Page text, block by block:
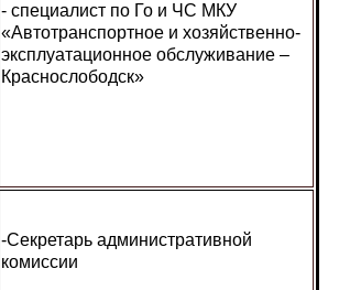
- специалист по Го и ЧС МКУ
«Автотранспортное и хозяйственно-
эксплуатационное обслуживание –
Краснослободск»
-Секретарь административной
комиссии